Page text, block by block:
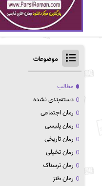
موضوعات
مطالب
دسته‌بندی نشده
رمان اجتماعی
رمان پلیسی
رمان تاریخی
رمان تخیلی
رمان ترسناک
رمان طنز